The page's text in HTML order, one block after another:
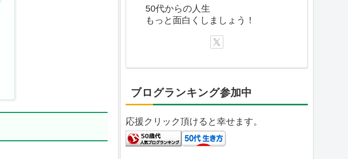
50代からの人生
もっと面白くしましょう！
ブログランキング参加中
応援クリック頂けると幸せます。